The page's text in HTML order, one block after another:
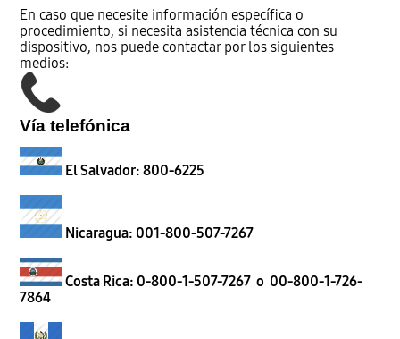
En caso que necesite información específica o
procedimiento, si necesita asistencia técnica con su
dispositivo, nos puede contactar por los siguientes
medios:
Vía telefónica
El Salvador: 800-6225
Nicaragua: 001-800-507-7267
Costa Rica: 0-800-1-507-7267 o 00-800-1-726-
7864